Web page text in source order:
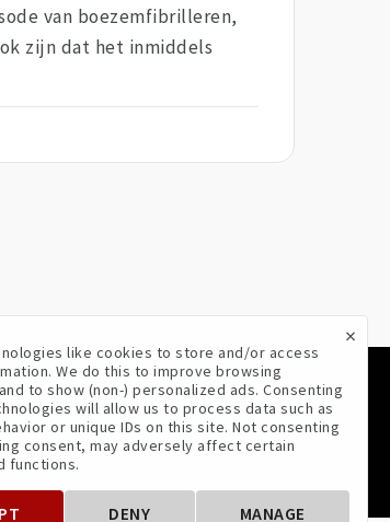
van boezemfibrilleren,
zijn dat het inmiddels
VOLG ONS
×
like cookies to store and/or access
We do this to improve browsing
to show (non-) personalized ads. Consenting
will allow us to process data such as
or unique IDs on this site. Not consenting
consent, may adversely affect certain
functions.
DENY MANAGE